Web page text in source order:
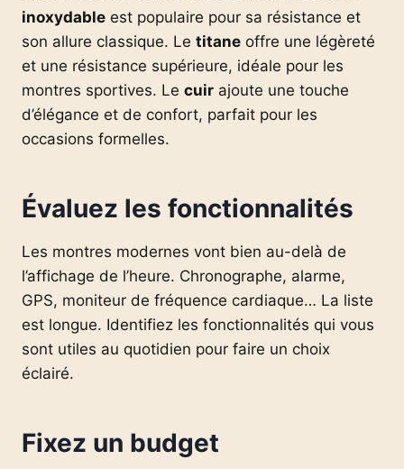
inoxydable est populaire pour sa résistance et
son allure classique. Le titane offre une légèreté
et une résistance supérieure, idéale pour les
montres sportives. Le cuir ajoute une touche
d’élégance et de confort, parfait pour les
occasions formelles.
Évaluez les fonctionnalités
Les montres modernes vont bien au-delà de
l’affichage de l’heure. Chronographe, alarme,
GPS, moniteur de fréquence cardiaque… La liste
est longue. Identifiez les fonctionnalités qui vous
sont utiles au quotidien pour faire un choix
éclairé.
Fixez un budget